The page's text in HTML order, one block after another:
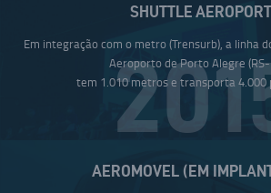
SHUTTLE
Em integração com o metro (Trensurb), a linha
Aeroporto de Porto Alegre
tem 1.010 metros e transporta 4.000
AEROMOVEL (EM